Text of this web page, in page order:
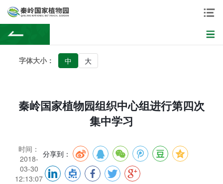
字体大小： 中 大
秦岭国家植物园组织中心组进行第四次
集中学习
时间：
2018-
03-30
12:13:07
分享到：